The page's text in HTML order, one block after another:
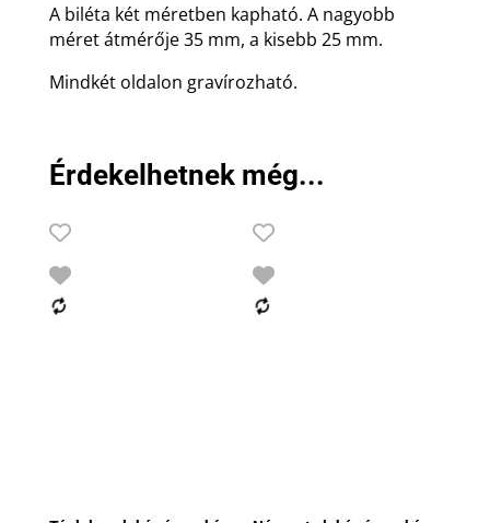
A biléta két méretben kapható. A nagyobb
méret átmérője 35 mm, a kisebb 25 mm.
Mindkét oldalon gravírozható.
Érdekelhetnek még...